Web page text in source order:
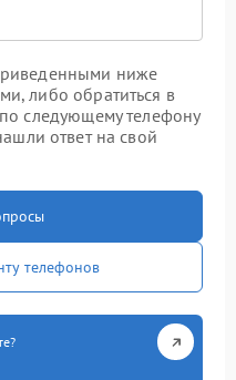
ниже
либо обратиться в
следующему телефону
ответ на свой
телефонов